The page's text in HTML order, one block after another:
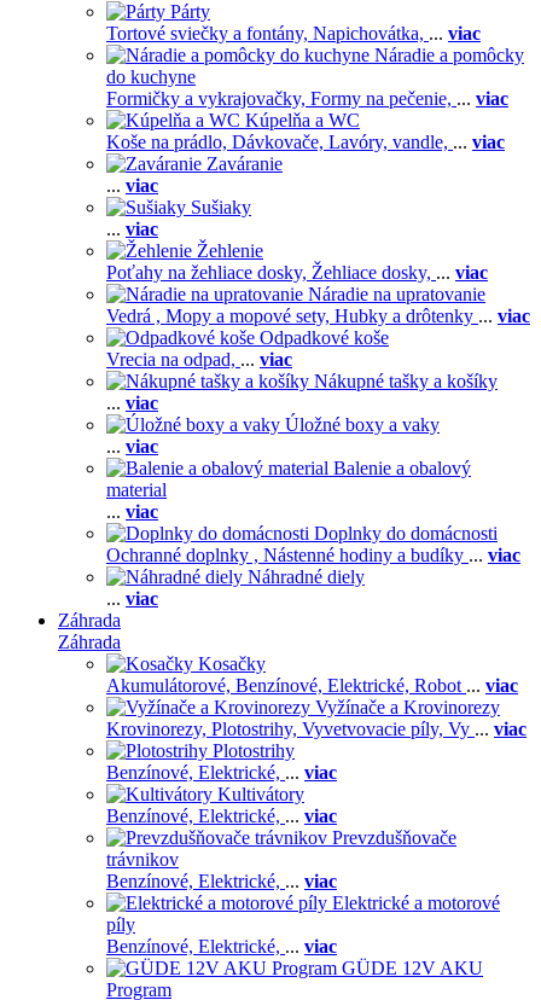
Párty
Tortové sviečky a fontány, Napichovátka, ... viac
Náradie a pomôcky
do kuchyne
Formičky a vykrajovačky, Formy na pečenie, ... viac
Kúpelňa a WC
Koše na prádlo, Dávkovače, Lavóry, vandle, ... viac
Zaváranie
... viac
Sušiaky
... viac
Žehlenie
Poťahy na žehliace dosky, Žehliace dosky, ... viac
Náradie na upratovanie
Vedrá , Mopy a mopové sety, Hubky a drôtenky ... viac
Odpadkové koše
Vrecia na odpad, ... viac
Nákupné tašky a košíky
... viac
Úložné boxy a vaky
... viac
Balenie a obalový
material
... viac
Doplnky do domácnosti
Ochranné doplnky , Nástenné hodiny a budíky ... viac
Náhradné diely
... viac
Záhrada
Záhrada
Kosačky
Akumulátorové, Benzínové, Elektrické, Robot ... viac
Vyžínače a Krovinorezy
Krovinorezy, Plotostrihy, Vyvetvovacie píly, Vy ... viac
Plotostrihy
Benzínové, Elektrické, ... viac
Kultivátory
Benzínové, Elektrické, ... viac
Prevzdušňovače
trávnikov
Benzínové, Elektrické, ... viac
Elektrické a motorové
píly
Benzínové, Elektrické, ... viac
GÜDE 12V AKU
Program